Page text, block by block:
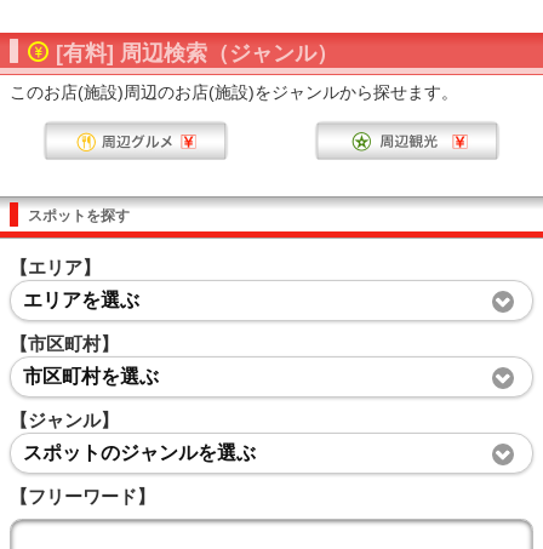
[有料] 周辺検索（ジャンル）
このお店(施設)周辺のお店(施設)をジャンルから探せます。
スポットを探す
【エリア】
エリアを選ぶ
【市区町村】
市区町村を選ぶ
【ジャンル】
スポットのジャンルを選ぶ
【フリーワード】